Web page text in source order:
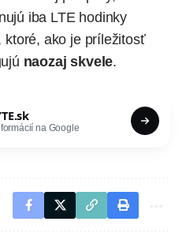
iba LTE hodinky
ktoré, ako je príležitosť
naozaj skvele.
na Google